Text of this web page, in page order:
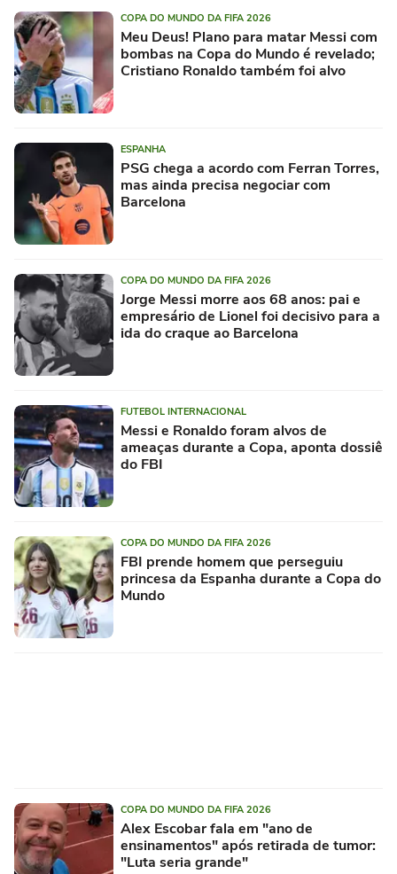
COPA DO MUNDO DA FIFA 2026
Meu Deus! Plano para matar Messi com
bombas na Copa do Mundo é revelado;
Cristiano Ronaldo também foi alvo
ESPANHA
PSG chega a acordo com Ferran Torres,
mas ainda precisa negociar com
Barcelona
COPA DO MUNDO DA FIFA 2026
Jorge Messi morre aos 68 anos: pai e
empresário de Lionel foi decisivo para a
ida do craque ao Barcelona
FUTEBOL INTERNACIONAL
Messi e Ronaldo foram alvos de
ameaças durante a Copa, aponta dossiê
do FBI
COPA DO MUNDO DA FIFA 2026
FBI prende homem que perseguiu
princesa da Espanha durante a Copa do
Mundo
COPA DO MUNDO DA FIFA 2026
Alex Escobar fala em "ano de
ensinamentos" após retirada de tumor:
"Luta seria grande"